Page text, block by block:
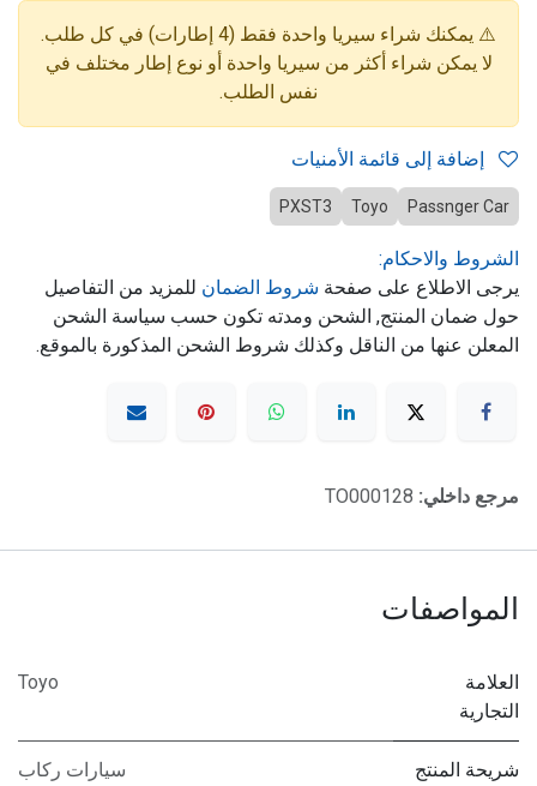
⚠️ يمكنك شراء سيريا واحدة فقط (4 إطارات) في كل طلب.
لا يمكن شراء أكثر من سيريا واحدة أو نوع إطار مختلف في
نفس الطلب.
Passnger Car
Toyo
PXST3
الشروط والاحكام:
يرجى الاطلاع على صفحة شروط الضمان للمزيد من التفاصيل
حول ضمان المنتج, الشحن ومدته تكون حسب سياسة الشحن
المعلن عنها من الناقل وكذلك شروط الشحن المذكورة بالموقع.
مرجع داخلي: TO000128
المواصفات
العلامة
التجارية
Toyo
شريحة المنتج سيارات ركاب